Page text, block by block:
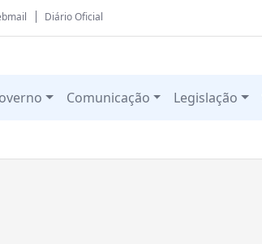
Diário Oficial
Comunicação Legislação